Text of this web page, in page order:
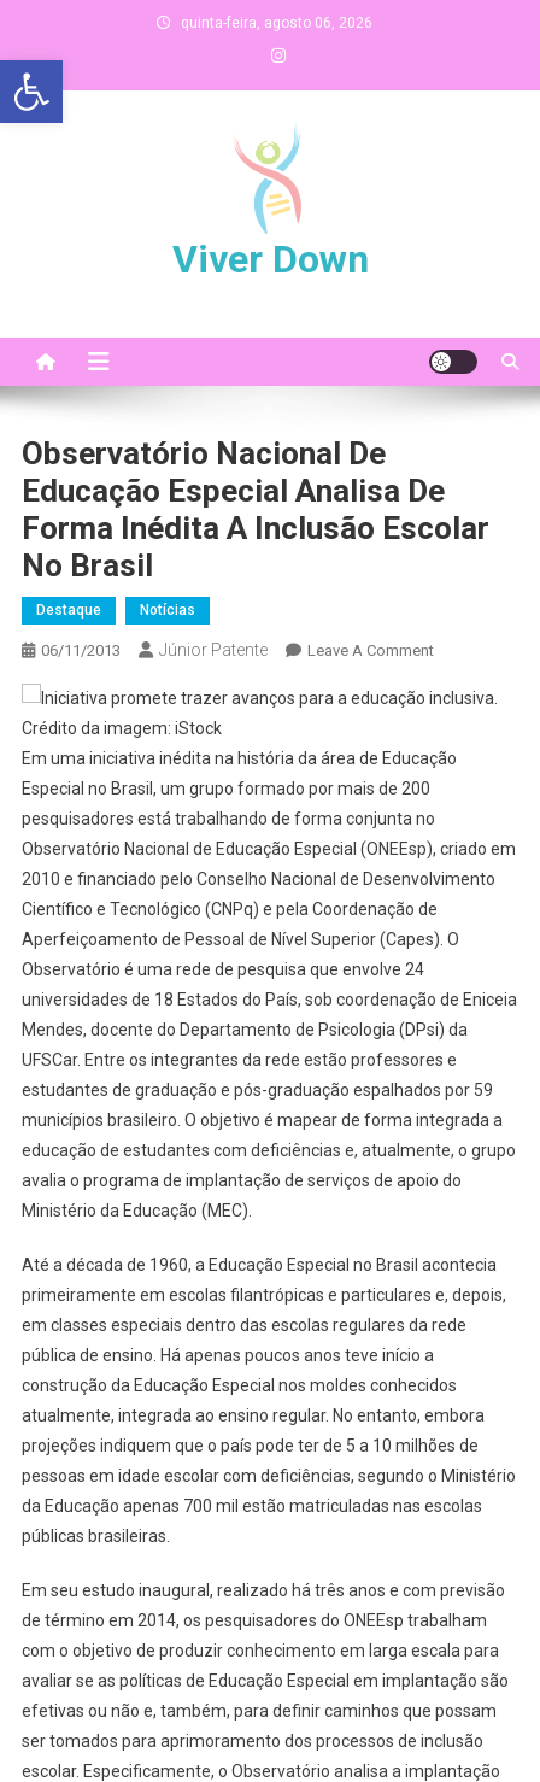
Abrir a barra de ferramentas
content
quinta-feira, agosto 06, 2026
Viver Down
Observatório Nacional De
Educação Especial Analisa De
Forma Inédita A Inclusão Escolar
No Brasil
Destaque Notícias
06/11/2013 Júnior Patente Leave A CommentOn
Nacional
Educação
Analisa
De
Forma
A
Inclusão
No
Brasil
Em uma iniciativa inédita na história da área de Educação
Especial no Brasil, um grupo formado por mais de 200
pesquisadores está trabalhando de forma conjunta no
Observatório Nacional de Educação Especial (ONEEsp), criado em
2010 e financiado pelo Conselho Nacional de Desenvolvimento
Científico e Tecnológico (CNPq) e pela Coordenação de
Aperfeiçoamento de Pessoal de Nível Superior (Capes). O
Observatório é uma rede de pesquisa que envolve 24
universidades de 18 Estados do País, sob coordenação de Eniceia
Mendes, docente do Departamento de Psicologia (DPsi) da
UFSCar. Entre os integrantes da rede estão professores e
estudantes de graduação e pós-graduação espalhados por 59
municípios brasileiro. O objetivo é mapear de forma integrada a
educação de estudantes com deficiências e, atualmente, o grupo
avalia o programa de implantação de serviços de apoio do
Ministério da Educação (MEC).
Até a década de 1960, a Educação Especial no Brasil acontecia
primeiramente em escolas filantrópicas e particulares e, depois,
em classes especiais dentro das escolas regulares da rede
pública de ensino. Há apenas poucos anos teve início a
construção da Educação Especial nos moldes conhecidos
atualmente, integrada ao ensino regular. No entanto, embora
projeções indiquem que o país pode ter de 5 a 10 milhões de
pessoas em idade escolar com deficiências, segundo o Ministério
da Educação apenas 700 mil estão matriculadas nas escolas
públicas brasileiras.
Em seu estudo inaugural, realizado há três anos e com previsão
de término em 2014, os pesquisadores do ONEEsp trabalham
com o objetivo de produzir conhecimento em larga escala para
avaliar se as políticas de Educação Especial em implantação são
efetivas ou não e, também, para definir caminhos que possam
ser tomados para aprimoramento dos processos de inclusão
escolar. Especificamente, o Observatório analisa a implantação